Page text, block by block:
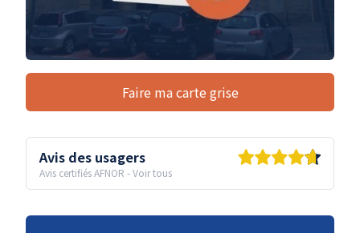
Faire ma carte grise
Avis des usagers
Avis certifiés AFNOR -Voir tous